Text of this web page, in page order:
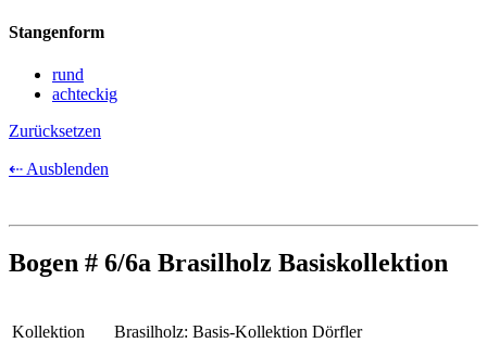
Stangenform
rund
achteckig
Zurücksetzen
⇠ Ausblenden
Bogen # 6/6a Brasilholz Basiskollektion
Kollektion
Brasilholz: Basis-Kollektion Dörfler